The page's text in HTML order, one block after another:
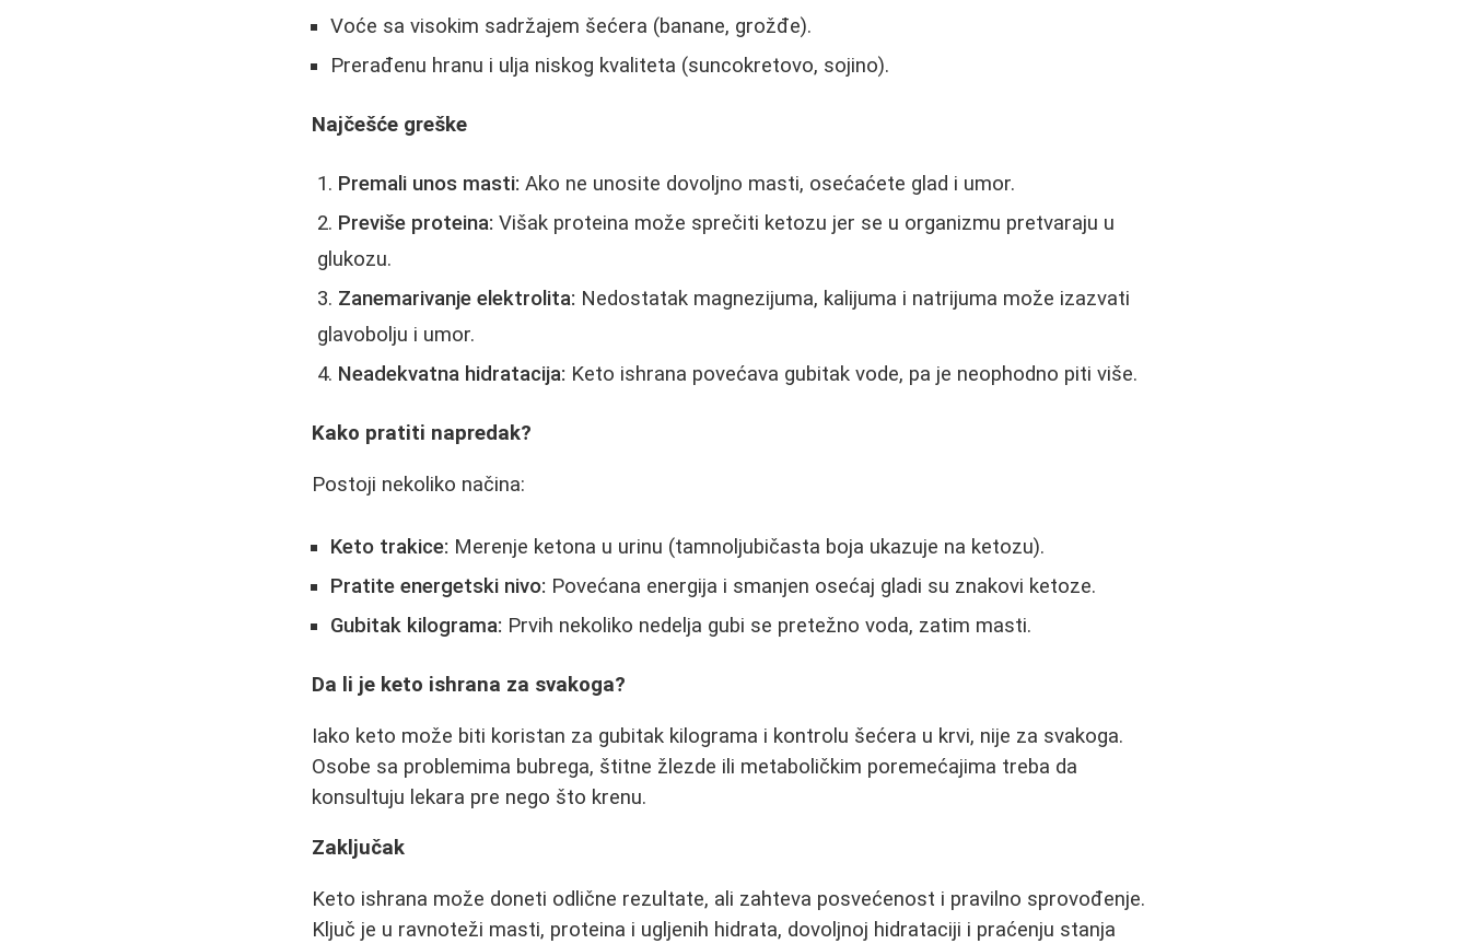
Voće sa visokim sadržajem šećera (banane, grožđe).
Prerađenu hranu i ulja niskog kvaliteta (suncokretovo, sojino).
Najčešće greške
Premali unos masti: Ako ne unosite dovoljno masti, osećaćete glad i umor.
Previše proteina: Višak proteina može sprečiti ketozu jer se u organizmu pretvaraju u
glukozu.
Zanemarivanje elektrolita: Nedostatak magnezijuma, kalijuma i natrijuma može izazvati
glavobolju i umor.
Neadekvatna hidratacija: Keto ishrana povećava gubitak vode, pa je neophodno piti više.
Kako pratiti napredak?
Postoji nekoliko načina:
Keto trakice: Merenje ketona u urinu (tamnoljubičasta boja ukazuje na ketozu).
Pratite energetski nivo: Povećana energija i smanjen osećaj gladi su znakovi ketoze.
Gubitak kilograma: Prvih nekoliko nedelja gubi se pretežno voda, zatim masti.
Da li je keto ishrana za svakoga?
Iako keto može biti koristan za gubitak kilograma i kontrolu šećera u krvi, nije za svakoga.
Osobe sa problemima bubrega, štitne žlezde ili metaboličkim poremećajima treba da
konsultuju lekara pre nego što krenu.
Zaključak
Keto ishrana može doneti odlične rezultate, ali zahteva posvećenost i pravilno sprovođenje.
Ključ je u ravnoteži masti, proteina i ugljenih hidrata, dovoljnoj hidrataciji i praćenju stanja